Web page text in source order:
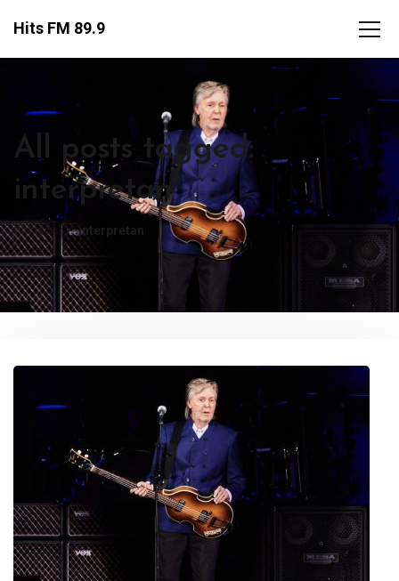
Hits FM 89.9
All posts tagged:
interpretan
FM Hits interpretan